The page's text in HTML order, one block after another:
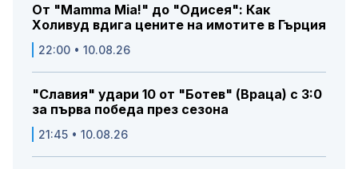
От "Mamma Mia!" до "Одисея": Как
Холивуд вдига цените на имотите в Гърция
22:00 • 10.08.26
"Славия" удари 10 от "Ботев" (Враца) с 3:0
за първа победа през сезона
21:45 • 10.08.26